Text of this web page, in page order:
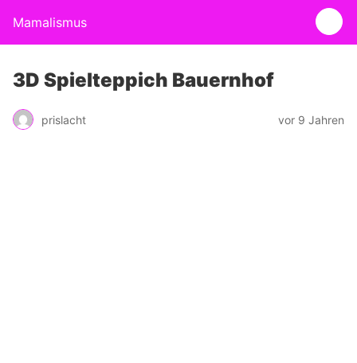
Mamalismus
3D Spielteppich Bauernhof
prislacht vor 9 Jahren